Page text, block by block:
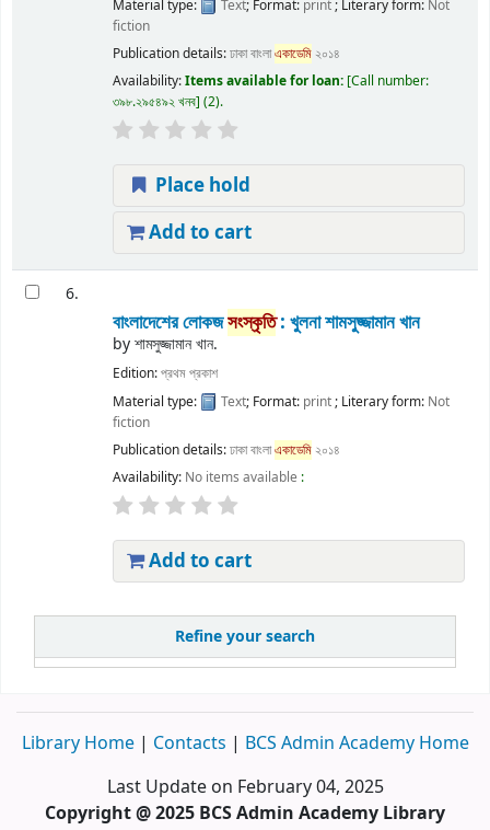
Refine your search
Material type:
Text; Format: print ; Literary form: Not
fiction
Publication details:ঢাকাবাংলাএকাডেমি ২০১৪
Availability:Items available for loan: Call number:
৩৯৮.২৯৫৪৯২ খনব (2).
Place hold
Add to cart
6.
বাংলাদেশের লোকজসংস্কৃতি: খুলনাশামসুজ্জামান খান
byশামসুজ্জামান খান.
Edition:প্রথম প্রকাশ
Material type:
Text; Format: print; Literary form: Not
fiction
Publication details:ঢাকাবাংলাএকাডেমি ২০১৪
Availability: No items available :
Add to cart
Library Home | Contacts | BCS Admin Academy Home
Last Update on February 04, 2025
Copyright @ 2025 BCS Admin Academy Library